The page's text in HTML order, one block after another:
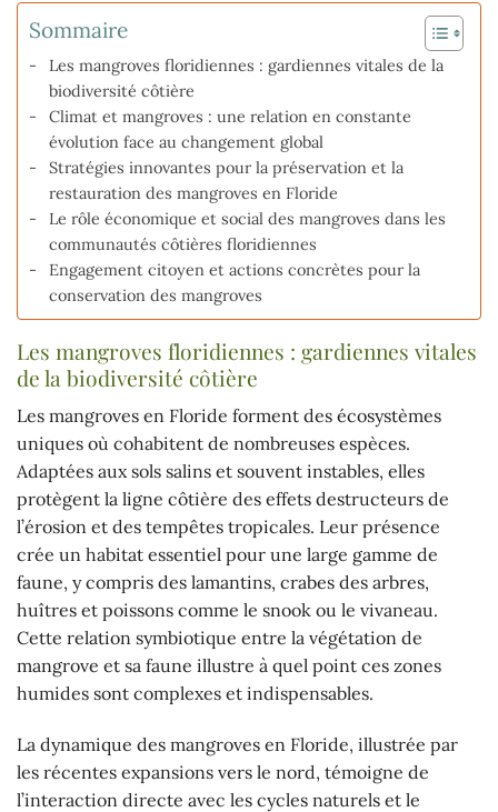
Sommaire
Les mangroves floridiennes : gardiennes vitales de la
biodiversité côtière
Climat et mangroves : une relation en constante
évolution face au changement global
Stratégies innovantes pour la préservation et la
restauration des mangroves en Floride
Le rôle économique et social des mangroves dans les
communautés côtières floridiennes
Engagement citoyen et actions concrètes pour la
conservation des mangroves
Les mangroves floridiennes : gardiennes vitales
de la biodiversité côtière
Les mangroves en Floride forment des écosystèmes
uniques où cohabitent de nombreuses espèces.
Adaptées aux sols salins et souvent instables, elles
protègent la ligne côtière des effets destructeurs de
l’érosion et des tempêtes tropicales. Leur présence
crée un habitat essentiel pour une large gamme de
faune, y compris des lamantins, crabes des arbres,
huîtres et poissons comme le snook ou le vivaneau.
Cette relation symbiotique entre la végétation de
mangrove et sa faune illustre à quel point ces zones
humides sont complexes et indispensables.
La dynamique des mangroves en Floride, illustrée par
les récentes expansions vers le nord, témoigne de
l’interaction directe avec les cycles naturels et le